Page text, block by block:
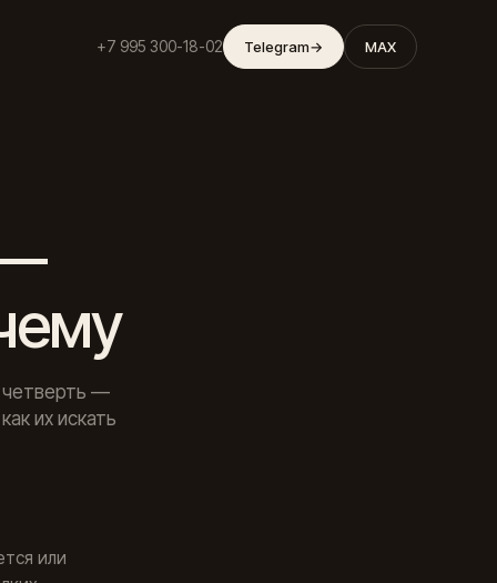
+7 995 300-18-02 Telegram→ MAX
четверть —
их искать
или